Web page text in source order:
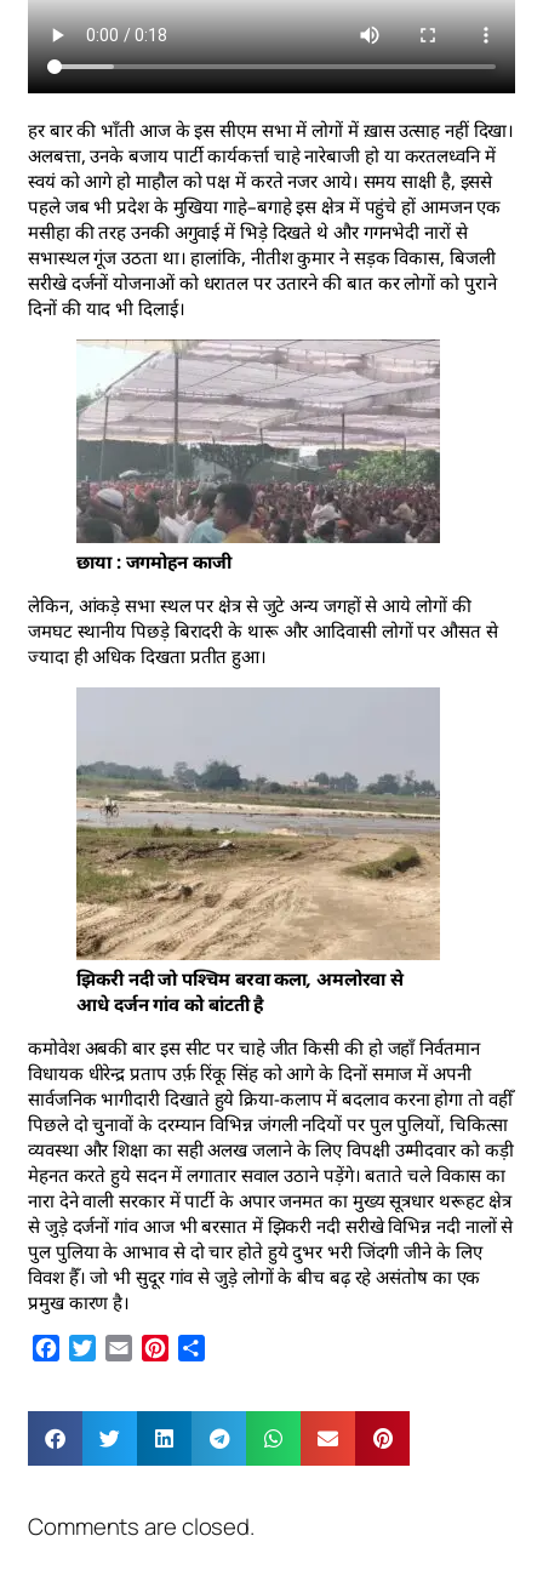
हर बार की भाँती आज के इस सीएम सभा में लोगों में ख़ास उत्साह नहीं दिखा।
अलबत्ता, उनके बजाय पार्टी कार्यकर्त्ता चाहे नारेबाजी हो या करतलध्वनि में
स्वयं को आगे हो माहौल को पक्ष में करते नजर आये। समय साक्षी है, इससे
पहले जब भी प्रदेश के मुखिया गाहे–बगाहे इस क्षेत्र में पहुंचे हों आमजन एक
मसीहा की तरह उनकी अगुवाई में भिड़े दिखते थे और गगनभेदी नारों से
सभास्थल गूंज उठता था। हालांकि, नीतीश कुमार ने सड़क विकास, बिजली
सरीखे दर्जनों योजनाओं को धरातल पर उतारने की बात कर लोगों को पुराने
दिनों की याद भी दिलाई।
छाया : जगमोहन काजी
लेकिन, आंकड़े सभा स्थल पर क्षेत्र से जुटे अन्य जगहों से आये लोगों की
जमघट स्थानीय पिछड़े बिरादरी के थारू और आदिवासी लोगों पर औसत से
ज्यादा ही अधिक दिखता प्रतीत हुआ।
झिकरी नदी जो पश्चिम बरवा कला, अमलोरवा से
आधे दर्जन गांव को बांटती है
कमोवेश अबकी बार इस सीट पर चाहे जीत किसी की हो जहाँ निर्वतमान
विधायक धीरेन्द्र प्रताप उर्फ़ रिंकू सिंह को आगे के दिनों समाज में अपनी
सार्वजनिक भागीदारी दिखाते हुये क्रिया-कलाप में बदलाव करना होगा तो वहीँ
पिछले दो चुनावों के दरम्यान विभिन्न जंगली नदियों पर पुल पुलियों, चिकित्सा
व्यवस्था और शिक्षा का सही अलख जलाने के लिए विपक्षी उम्मीदवार को कड़ी
मेहनत करते हुये सदन में लगातार सवाल उठाने पड़ेंगे। बताते चले विकास का
नारा देने वाली सरकार में पार्टी के अपार जनमत का मुख्य सूत्रधार थरूहट क्षेत्र
से जुड़े दर्जनों गांव आज भी बरसात में झिकरी नदी सरीखे विभिन्न नदी नालों से
पुल पुलिया के आभाव से दो चार होते हुये दुभर भरी जिंदगी जीने के लिए
विवश हैँ। जो भी सुदूर गांव से जुड़े लोगों के बीच बढ़ रहे असंतोष का एक
प्रमुख कारण है।
Facebook
Twitter
Email Pinterest
Comments are closed.